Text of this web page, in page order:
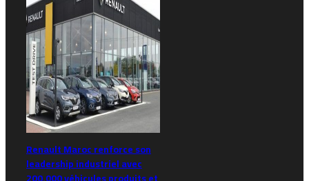
Renault Maroc renforce son
leadership industriel avec